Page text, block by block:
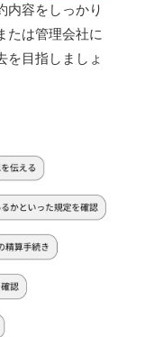
内容をしっかり
たは管理会社に
を目指しましょ